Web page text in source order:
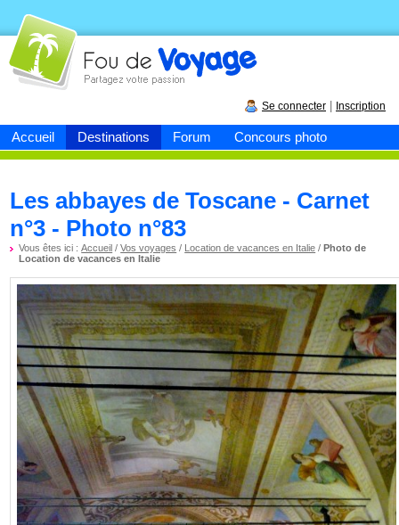
Accueil Destinations Forum Concours photo
Fou devoyage
Se connecter Inscription
Les abbayes de Toscane - Carnet
n°3 - Photo n°83
Vous êtes ici :Accueil /Vos voyages / Location de vacances en Italie /Photo de
Location de vacances en Italie